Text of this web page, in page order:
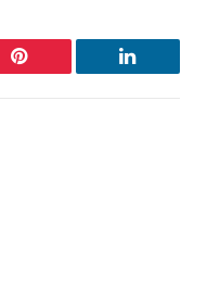
Pinterest LinkedIn